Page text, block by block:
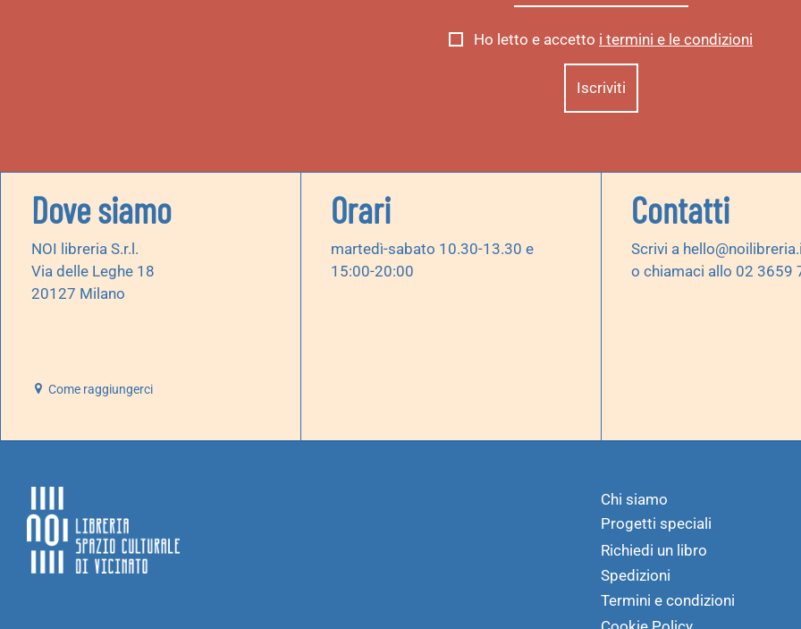
Ho letto e accetto i termini e le condizioni
Dove siamo
NOI libreria S.r.l.
Via delle Leghe 18
20127 Milano
Come raggiungerci
Orari
martedì-sabato 10.30-13.30 e
15:00-20:00
Contatti
Scrivi a
o chiamaci allo 02 3659
Chi siamo
Progetti speciali
Richiedi un libro
Spedizioni
Termini e condizioni